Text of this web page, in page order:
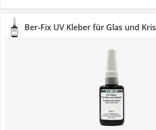
Ber-Fix UV Kleber für Glas und